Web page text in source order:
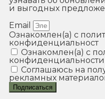
и выгодных
Email
Ознакомлен(а) с
конфиденциальност
Ознакомлен(а) с
конфиденциальности
Соглашаюсь на
рекламных
Подписаться